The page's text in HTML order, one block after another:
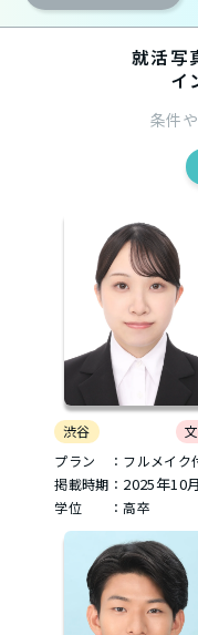
就活写
イ
条件
渋谷
プラン ：フルメイク
掲載時期： 2025年10月
学位 ：高卒